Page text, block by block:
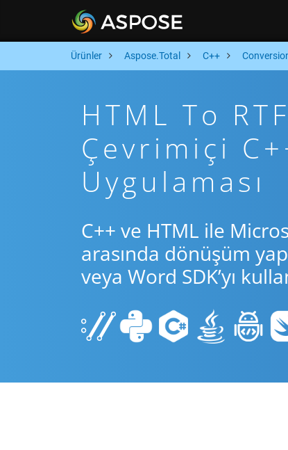
Ürünler Aspose.Total C++
HTML To
Çevrimiçi
Uygulaması
C++ ve HTML ile
arasında dönüşüm
veya Word SDK’yı